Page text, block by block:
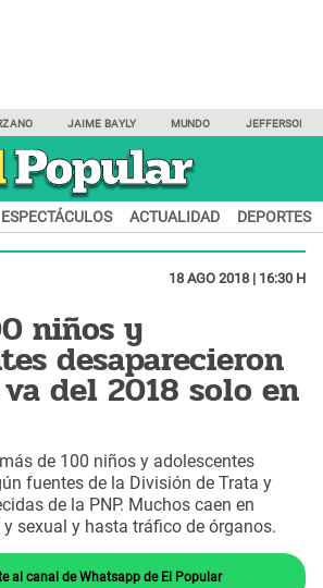
JAIME BAYLY MUNDO JEFFERSON
ESPECTÁCULOS ACTUALIDAD DEPORTES
18 AGO 2018 | 16:30 H
niños y
desaparecieron
del 2018 solo en
de 100 niños y adolescentes
fuentes de la División de Trata y
de la PNP. Muchos caen en
sexual y hasta tráfico de órganos.
al canal de Whatsapp de El Popular